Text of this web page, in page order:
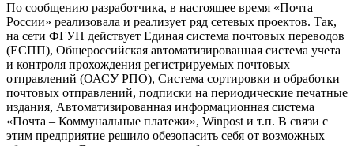
По сообщению разработчика, в настоящее время «Почта
России» реализовала и реализует ряд сетевых проектов. Так,
на сети ФГУП действует Единая система почтовых переводов
(ЕСПП), Общероссийская автоматизированная система учета
и контроля прохождения регистрируемых почтовых
отправлений (ОАСУ РПО), Система сортировки и обработки
почтовых отправлений, подписки на периодические печатные
издания, Автоматизированная информационная система
«Почта – Коммунальные платежи», Winpost и т.п. В связи с
этим предприятие решило обезопасить себя от возможных